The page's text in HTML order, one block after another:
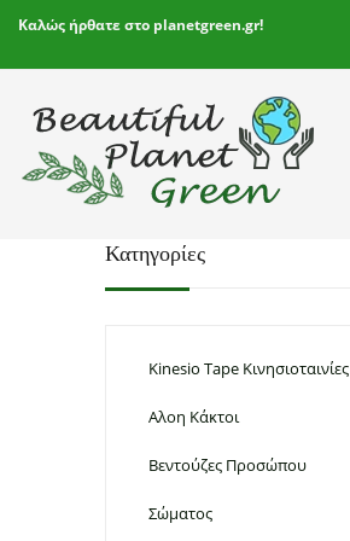
Καλώς ήρθατε στο planetgreen.gr!
Κατηγορίες
Kinesio Tape Κινησιοταινίες
Αλοη Κάκτοι
Βεντούζες Προσώπου
Σώματος